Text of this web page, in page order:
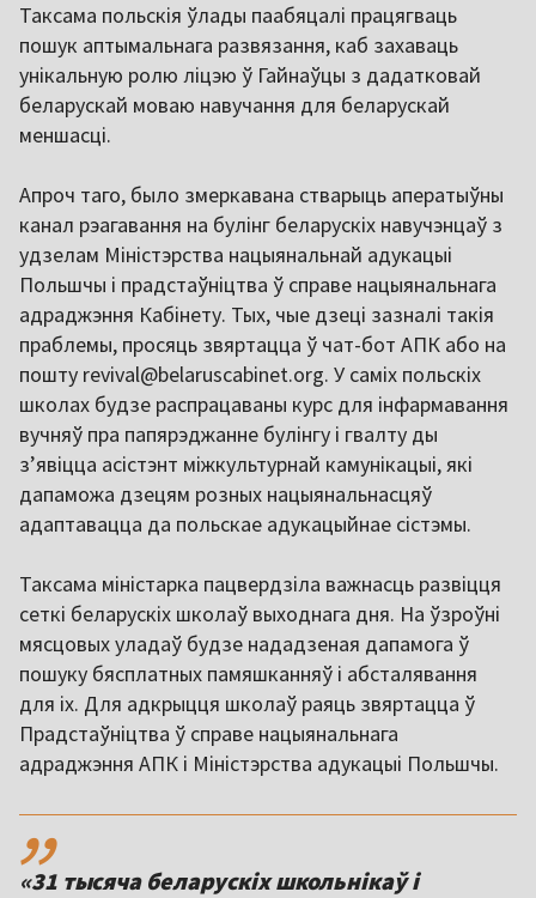
Таксама польскія ўлады паабяцалі працягваць
пошук аптымальнага развязання, каб захаваць
унікальную ролю ліцэю ў Гайнаўцы з дадатковай
беларускай моваю навучання для беларускай
меншасці.
Апроч таго, было змеркавана стварыць аператыўны
канал рэагавання на булінг беларускіх навучэнцаў з
удзелам Міністэрства нацыянальнай адукацыі
Польшчы і прадстаўніцтва ў справе нацыянальнага
адраджэння Кабінету. Тых, чые дзеці зазналі такія
праблемы, просяць звяртацца ў чат-бот АПК або на
пошту revival@belaruscabinet.org. У саміх польскіх
школах будзе распрацаваны курс для інфармавання
вучняў пра папярэджанне булінгу і гвалту ды
з’явіцца асістэнт міжкультурнай камунікацыі, які
дапаможа дзецям розных нацыянальнасцяў
адаптавацца да польскае адукацыйнае сістэмы.
Таксама міністарка пацвердзіла важнасць развіцця
сеткі беларускіх школаў выходнага дня. На ўзроўні
мясцовых уладаў будзе нададзеная дапамога ў
пошуку бясплатных памяшканняў і абсталявання
для іх. Для адкрыцця школаў раяць звяртацца ў
Прадстаўніцтва ў справе нацыянальнага
адраджэння АПК і Міністэрства адукацыі Польшчы.
,,
«31 тысяча беларускіх школьнікаў і